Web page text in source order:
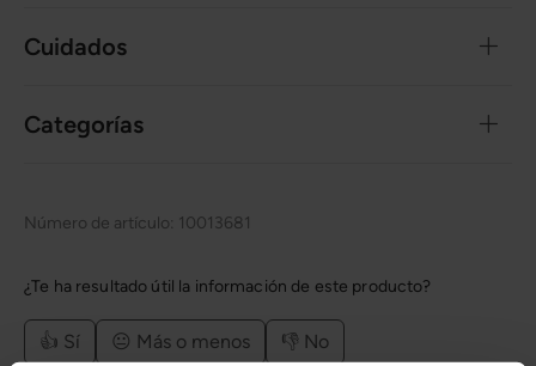
Cuidados
Categorías
Número de artículo: 10013681
¿Te ha resultado útil la información de este producto?
👍 Sí 😐 Más o menos 👎 No